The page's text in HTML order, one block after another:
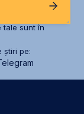
tale sunt în
știri pe: